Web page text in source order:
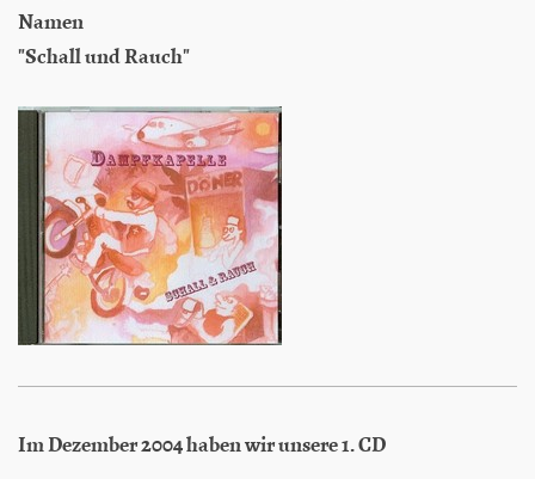
Namen
"Schall und Rauch"
Im Dezember 2004 haben wir unsere 1. CD